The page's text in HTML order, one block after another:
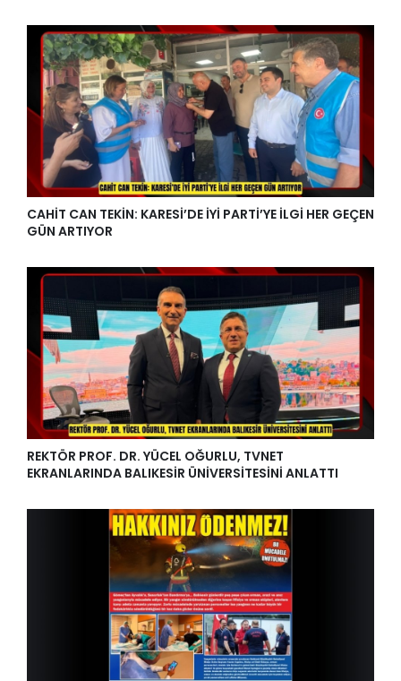
CAHİT CAN TEKİN: KARESİ’DE İYİ PARTİ’YE İLGİ HER GEÇEN
GÜN ARTIYOR
REKTÖR PROF. DR. YÜCEL OĞURLU, TVNET
EKRANLARINDA BALIKESİR ÜNİVERSİTESİNİ ANLATTI